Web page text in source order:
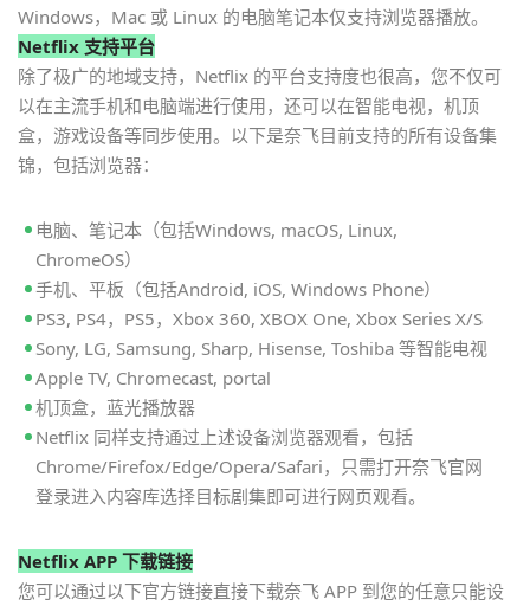
Windows，Mac 或 Linux 的电脑笔记本仅支持浏览器播放。
Netflix 支持平台
除了极广的地域支持，Netflix 的平台支持度也很高，您不仅可
以在主流手机和电脑端进行使用，还可以在智能电视，机顶
盒，游戏设备等同步使用。以下是奈飞目前支持的所有设备集
锦，包括浏览器：
电脑、笔记本（包括Windows, macOS, Linux,
ChromeOS）
手机、平板（包括Android, iOS, Windows Phone）
PS3, PS4，PS5，Xbox 360, XBOX One, Xbox Series X/S
Sony, LG, Samsung, Sharp, Hisense, Toshiba 等智能电视
Apple TV, Chromecast, portal
机顶盒，蓝光播放器
Netflix 同样支持通过上述设备浏览器观看，包括
Chrome/Firefox/Edge/Opera/Safari，只需打开奈飞官网
登录进入内容库选择目标剧集即可进行网页观看。
Netflix APP 下载链接
您可以通过以下官方链接直接下载奈飞 APP 到您的任意只能设